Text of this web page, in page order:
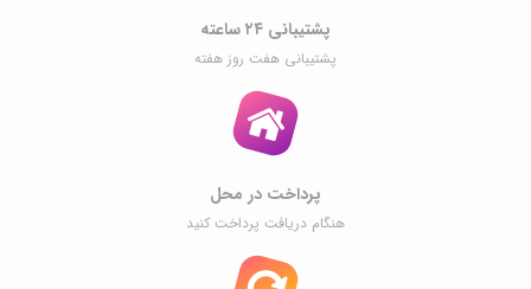
پشتیبانی ۲۴ ساعته
پشتیبانی هفت روز هفته
پرداخت در محل
هنگام دریافت پرداخت کنید